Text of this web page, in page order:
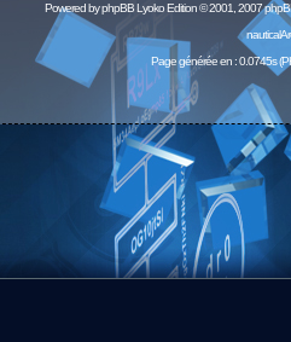
Powered byphpBBLyoko Edition © 2001, 2007
Page générée en : 0.0745s